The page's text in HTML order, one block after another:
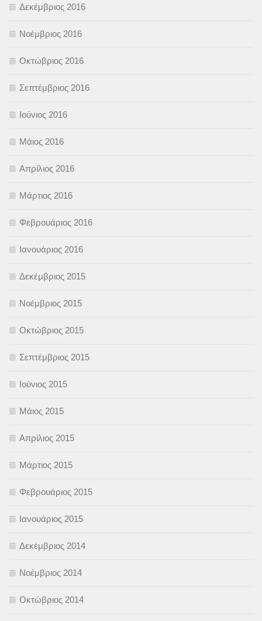
Δεκέμβριος 2016
Νοέμβριος 2016
Οκτώβριος 2016
Σεπτέμβριος 2016
Ιούνιος 2016
Μάιος 2016
Απρίλιος 2016
Μάρτιος 2016
Φεβρουάριος 2016
Ιανουάριος 2016
Δεκέμβριος 2015
Νοέμβριος 2015
Οκτώβριος 2015
Σεπτέμβριος 2015
Ιούνιος 2015
Μάιος 2015
Απρίλιος 2015
Μάρτιος 2015
Φεβρουάριος 2015
Ιανουάριος 2015
Δεκέμβριος 2014
Νοέμβριος 2014
Οκτώβριος 2014